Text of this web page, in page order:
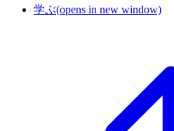
学ぶ(opens in new window)